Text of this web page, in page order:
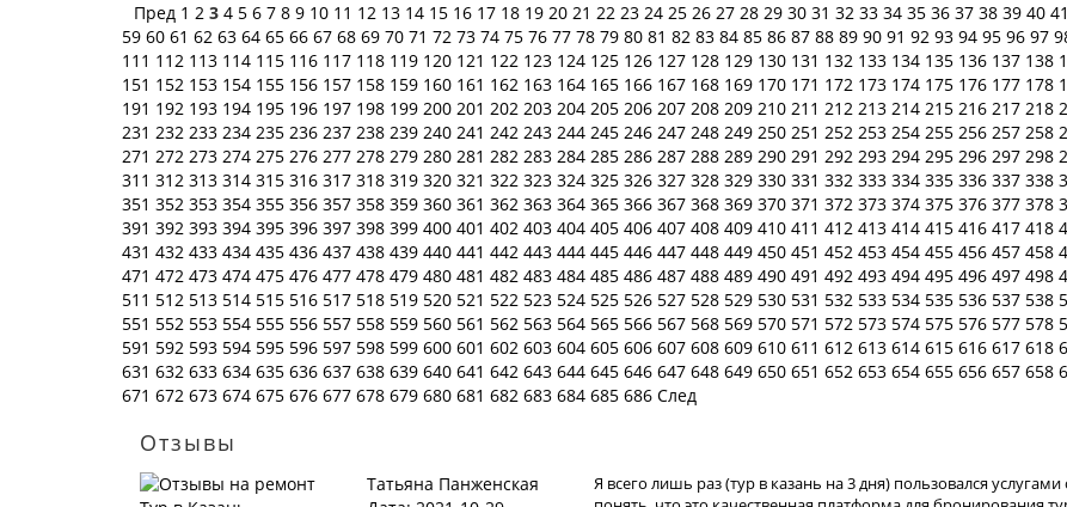
Пред 1 2 3 4 5 6 7 8 9 10 11 12 13 14 15 16 17 18 19 20 21 22 23 24 25 26 27 28 29 30 31 32 33 34 35 36 37 38 39 40 41
59 60 61 62 63 64 65 66 67 68 69 70 71 72 73 74 75 76 77 78 79 80 81 82 83 84 85 86 87 88 89 90 91 92 93 94 95 96 97
111 112 113 114 115 116 117 118 119 120 121 122 123 124 125 126 127 128 129 130 131 132 133 134 135 136 137 138
151 152 153 154 155 156 157 158 159 160 161 162 163 164 165 166 167 168 169 170 171 172 173 174 175 176 177 178
191 192 193 194 195 196 197 198 199 200 201 202 203 204 205 206 207 208 209 210 211 212 213 214 215 216 217 218
231 232 233 234 235 236 237 238 239 240 241 242 243 244 245 246 247 248 249 250 251 252 253 254 255 256 257 258
271 272 273 274 275 276 277 278 279 280 281 282 283 284 285 286 287 288 289 290 291 292 293 294 295 296 297 298
311 312 313 314 315 316 317 318 319 320 321 322 323 324 325 326 327 328 329 330 331 332 333 334 335 336 337 338
351 352 353 354 355 356 357 358 359 360 361 362 363 364 365 366 367 368 369 370 371 372 373 374 375 376 377 378
391 392 393 394 395 396 397 398 399 400 401 402 403 404 405 406 407 408 409 410 411 412 413 414 415 416 417 418
431 432 433 434 435 436 437 438 439 440 441 442 443 444 445 446 447 448 449 450 451 452 453 454 455 456 457 458
471 472 473 474 475 476 477 478 479 480 481 482 483 484 485 486 487 488 489 490 491 492 493 494 495 496 497 498
511 512 513 514 515 516 517 518 519 520 521 522 523 524 525 526 527 528 529 530 531 532 533 534 535 536 537 538
551 552 553 554 555 556 557 558 559 560 561 562 563 564 565 566 567 568 569 570 571 572 573 574 575 576 577 578
591 592 593 594 595 596 597 598 599 600 601 602 603 604 605 606 607 608 609 610 611 612 613 614 615 616 617 618
631 632 633 634 635 636 637 638 639 640 641 642 643 644 645 646 647 648 649 650 651 652 653 654 655 656 657 658
671 672 673 674 675 676 677 678 679 680 681 682 683 684 685 686 След
Отзывы
Татьяна Панженская
Я всего лишь раз (тур в казань на 3 дня) пользовался